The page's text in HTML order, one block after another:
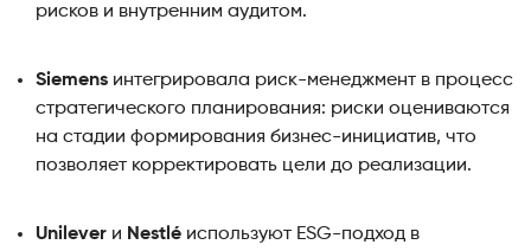
рисков и внутренним аудитом.
Siemens интегрировала риск-менеджмент в процесс
стратегического планирования: риски оцениваются
на стадии формирования бизнес-инициатив, что
позволяет корректировать цели до реализации.
Unilever и Nestlé используют ESG-подход в